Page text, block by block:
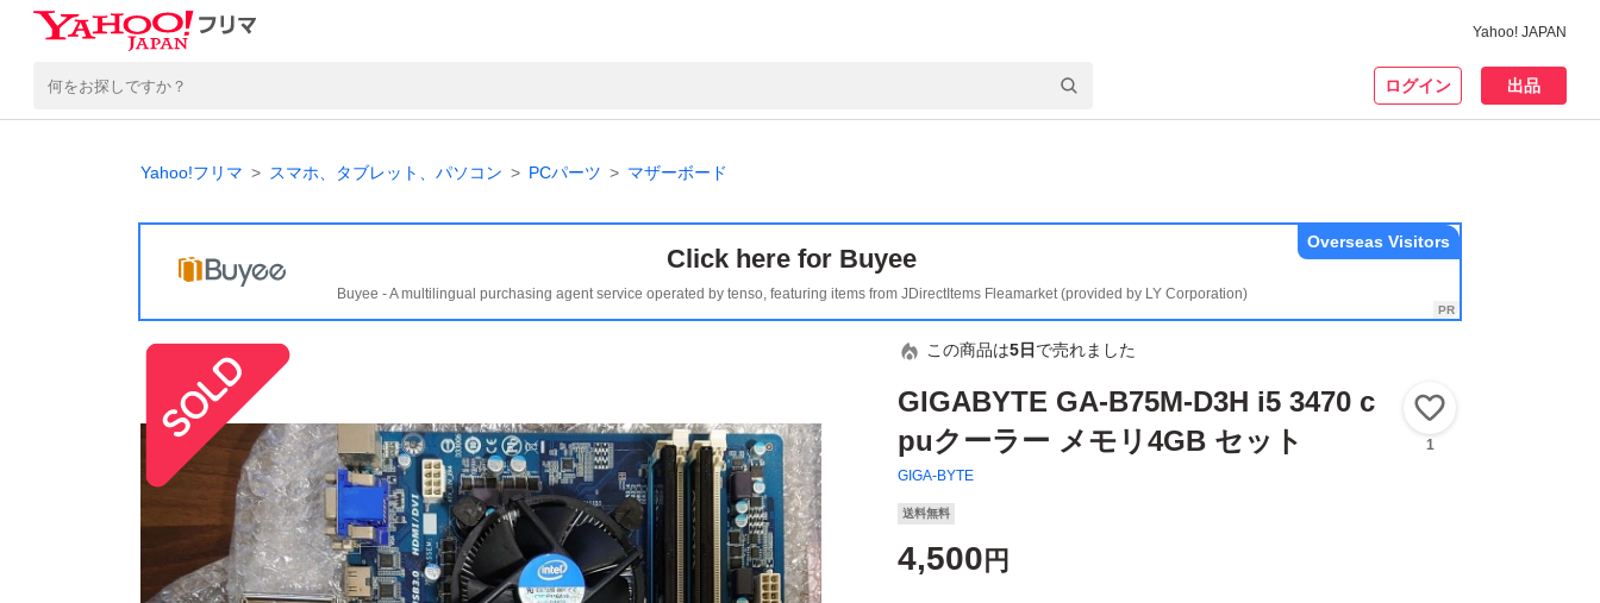
Yahoo! JAPAN
ログイン 出品
Yahoo!フリマ スマホ、タブレット、パソコン PCパーツ マザーボード
Click here for Buyee
Buyee - A multilingual purchasing agent service operated by tenso, featuring items from JDirectItems Fleamarket (provided by LY Corporation)
Overseas Visitors
この商品は5日 で売れました
GIGABYTE GA-B75M-D3H i5 3470 c
puクーラー メモリ4GB セット
GIGA-BYTE
1
送料無料
4,500 円